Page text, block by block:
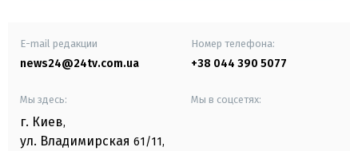
E-mail редакции
news24@24tv.com.ua
Номер телефона:
+38 044 390 5077
Мы здесь:
г. Киев,
ул. Владимирская 61/11,
Мы в соцсетях: